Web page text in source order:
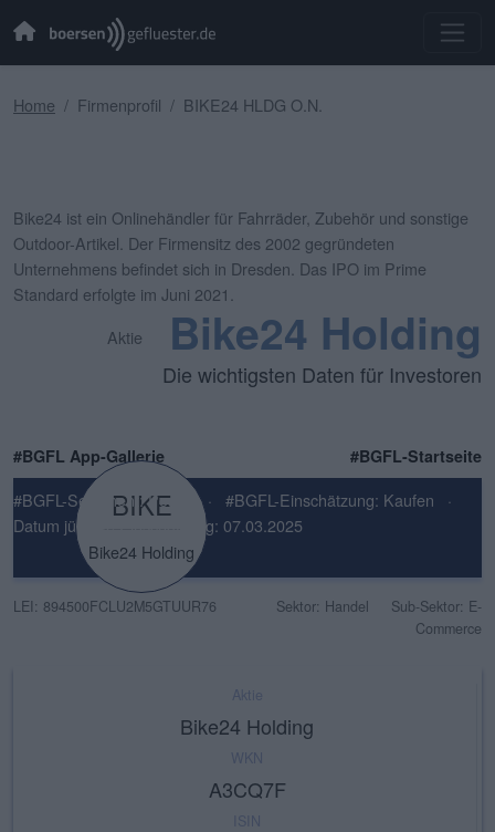
Home Firmenprofil BIKE24 HLDG O.N.
Bike24 ist ein Onlinehändler für Fahrräder, Zubehör und sonstige
Outdoor-Artikel. Der Firmensitz des 2002 gegründeten
Unternehmens befindet sich in Dresden. Das IPO im Prime
Standard erfolgte im Juni 2021.
Aktie
Bike24 Holding
Die wichtigsten Daten für Investoren
#BGFL App-Gallerie #BGFL-Startseite
BIKE
Bike24 Holding
#BGFL-Sentiment: Positiv · #BGFL-Einschätzung: Kaufen
·
Datum jüngste Einschätzung: 07.03.2025
LEI: 894500FCLU2M5GTUUR76 Sektor: Handel
Sub-Sektor: E-
Commerce
Aktie
Bike24 Holding
WKN
A3CQ7F
ISIN